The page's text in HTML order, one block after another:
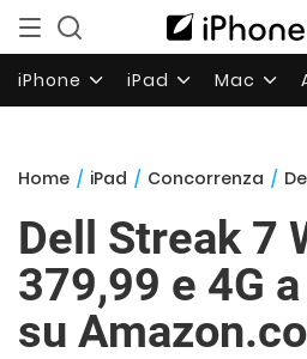
iPhone iPad Mac
Home / iPad / Concorrenza / Dell
Dell Streak 7
379,99 e 4G
su